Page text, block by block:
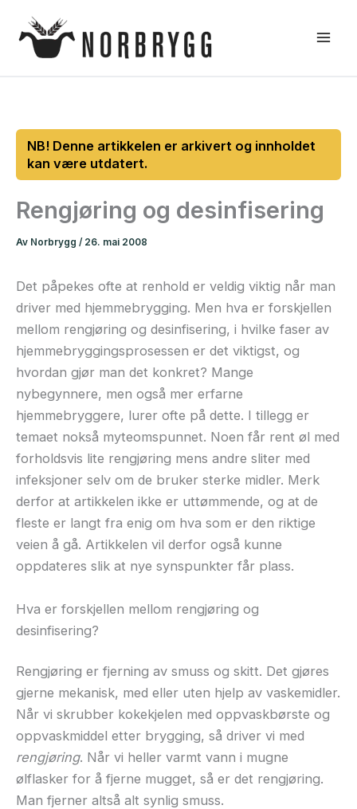
rett
Rengjøring og desinfisering
Av Norbrygg / 26. mai 2008
Det påpekes ofte at renhold er veldig viktig når man
driver med hjemmebrygging. Men hva er forskjellen
mellom rengjøring og desinfisering, i hvilke faser av
hjemmebryggingsprosessen er det viktigst, og
hvordan gjør man det konkret? Mange
nybegynnere, men også mer erfarne
hjemmebryggere, lurer ofte på dette. I tillegg er
temaet nokså myteomspunnet. Noen får rent øl med
forholdsvis lite rengjøring mens andre sliter med
infeksjoner selv om de bruker sterke midler. Merk
derfor at artikkelen ikke er uttømmende, og at de
fleste er langt fra enig om hva som er den riktige
veien å gå. Artikkelen vil derfor også kunne
oppdateres slik at nye synspunkter får plass.
Hva er forskjellen mellom rengjøring og
desinfisering?
Rengjøring er fjerning av smuss og skitt. Det gjøres
gjerne mekanisk, med eller uten hjelp av vaskemidler.
Når vi skrubber kokekjelen med oppvaskbørste og
oppvaskmiddel etter brygging, så driver vi med
rengjøring. Når vi heller varmt vann i mugne
ølflasker for å fjerne mugget, så er det rengjøring.
Man fjerner altså alt synlig smuss.